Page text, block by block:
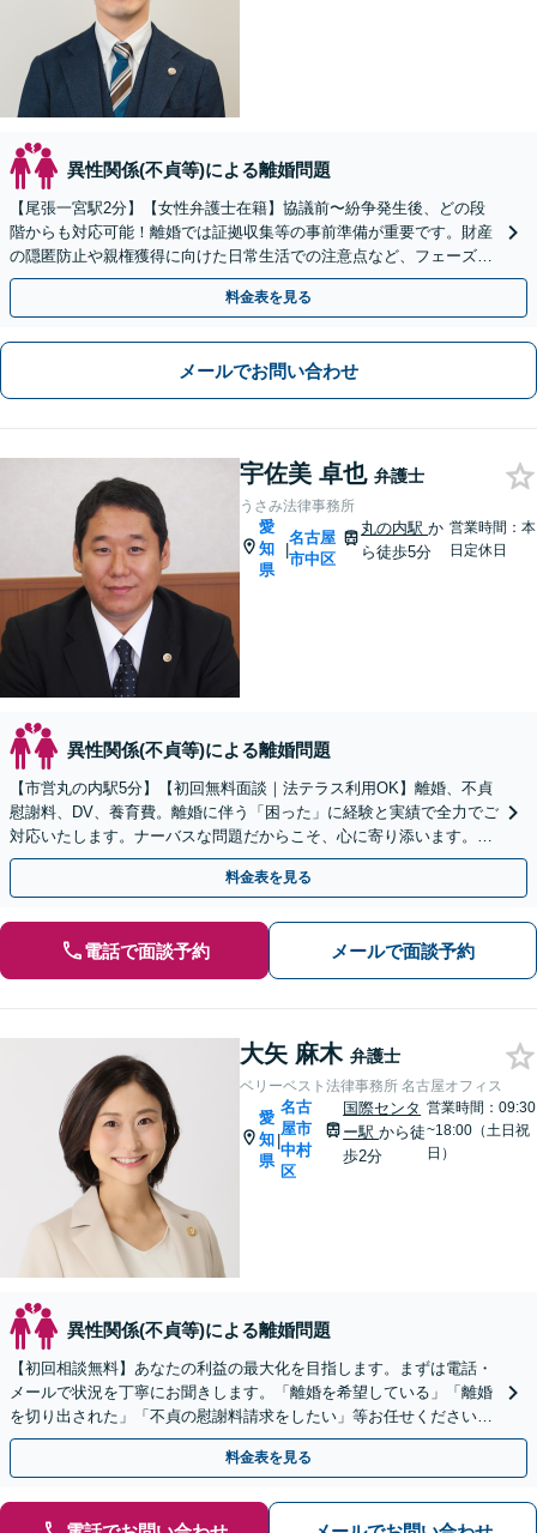
異性関係(不貞等)による離婚問題
【尾張一宮駅2分】【女性弁護士在籍】協議前〜紛争発生後、どの段
階からも対応可能！離婚では証拠収集等の事前準備が重要です。財産
の隠匿防止や親権獲得に向けた日常生活での注意点など、フェーズに
応じたアドバイスを提供します【お子さま連れの相談可】
料金表を見る
メールでお問い合わせ
宇佐美 卓也 弁護士
うさみ法律事務所
愛
知
県
|
名古屋
市中区
丸の内駅か
ら徒歩5分
営業時間：本
日定休日
異性関係(不貞等)による離婚問題
【市営丸の内駅5分】【初回無料面談｜法テラス利用OK】離婚、不貞
慰謝料、DV、養育費。離婚に伴う「困った」に経験と実績で全力でご
対応いたします。ナーバスな問題だからこそ、心に寄り添います。話
しやすい弁護士です。まずはお気軽にご相談を！
料金表を見る
電話で面談予約 メールで面談予約
大矢 麻木 弁護士
ベリーベスト法律事務所 名古屋オフィス
愛
知
県
|
名古
屋市
中村
区
国際センタ
ー駅から徒
歩2分
営業時間：09:30
~18:00（土日祝
日）
異性関係(不貞等)による離婚問題
【初回相談無料】あなたの利益の最大化を目指します。まずは電話・
メールで状況を丁寧にお聞きします。「離婚を希望している」「離婚
を切り出された」「不貞の慰謝料請求をしたい」等お任せください。
【リーズナブルな料金設定】
料金表を見る